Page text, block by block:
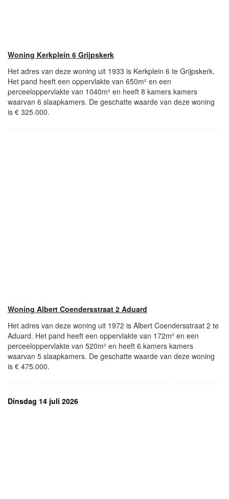
Woning Kerkplein 6 Grijpskerk
Het adres van deze woning uit 1933 is Kerkplein 6 te Grijpskerk.
Het pand heeft een oppervlakte van 650m² en een
perceeloppervlakte van 1040m² en heeft 8 kamers kamers
waarvan 6 slaapkamers. De geschatte waarde van deze woning
is € 325.000.
Woning Albert Coendersstraat 2 Aduard
Het adres van deze woning uit 1972 is Albert Coendersstraat 2 te
Aduard. Het pand heeft een oppervlakte van 172m² en een
perceeloppervlakte van 520m² en heeft 6 kamers kamers
waarvan 5 slaapkamers. De geschatte waarde van deze woning
is € 475.000.
Dinsdag 14 juli 2026